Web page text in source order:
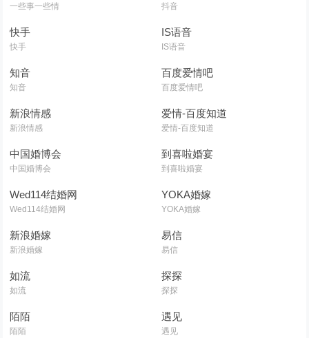
一些事一些情 抖音
快手
快手
IS语音
IS语音
知音
知音
百度爱情吧
百度爱情吧
新浪情感
新浪情感
爱情-百度知道
爱情-百度知道
中国婚博会
中国婚博会
到喜啦婚宴
到喜啦婚宴
Wed114结婚网
Wed114结婚网
YOKA婚嫁
YOKA婚嫁
新浪婚嫁
新浪婚嫁
易信
易信
如流
如流
探探
探探
陌陌
陌陌
遇见
遇见